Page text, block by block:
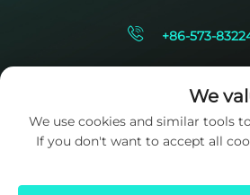
+86-573-
We
We use cookies and similar tools
If you don't want to accept all